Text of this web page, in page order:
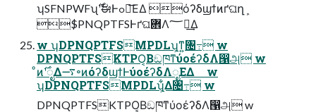
ʮSFNPWFʯ࣌ʹࣗಈͰߋ৽͞ΕΔ όʔδϣϯͷґଘղܾ
$PNQPTFSͰґଘؔ܎Λ؅ཧ͢Δ
w ʮDPNQPTFSMPDLʯ͕ͳ͍৔߹ w
DPNQPTFSKTPO͔ΒඞཁͳύοέʔδΛ൑அ w
ͦͷ࣌ʹೖΔ࠷৽ͷόʔδϣϯͰύοέʔδΛೖΕΔ w
ʮDPNQPTFSMPDLʯ͕͋Δ৔߹ w
DPNQPTFSKTPO͔ΒඞཁͳύοέʔδΛ൑அ w